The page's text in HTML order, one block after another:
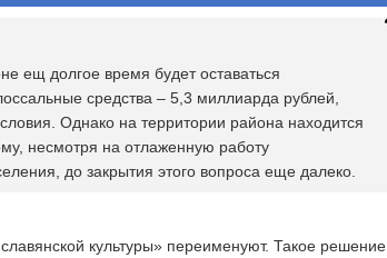
ещ долгое время будет оставаться
средства – 5,3 миллиарда рублей,
Однако на территории района находится
несмотря на отлаженную работу
до закрытия этого вопроса еще далеко.
культуры» переименуют. Такое решение